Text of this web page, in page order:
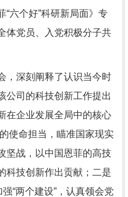
“六个好”科研新局面》专
体党员、入党积极分子共
，深刻阐释了认识当今时
公司的科技创新工作提出
在企业发展全局中的核心
使命担当，瞄准国家现实
坚战，以中国恩菲的高技
科技创新作出贡献；二是
“两个建设”，认真领会党